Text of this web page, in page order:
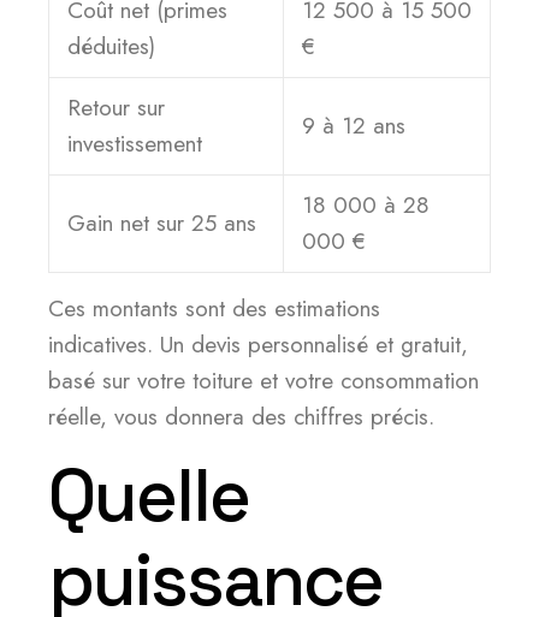
Coût net (primes
déduites)
12 500 à 15 500
€
Retour sur
investissement
9 à 12 ans
Gain net sur 25 ans
18 000 à 28
000 €
Ces montants sont des estimations
indicatives. Un devis personnalisé et gratuit,
basé sur votre toiture et votre consommation
réelle, vous donnera des chiffres précis.
Quelle
puissance